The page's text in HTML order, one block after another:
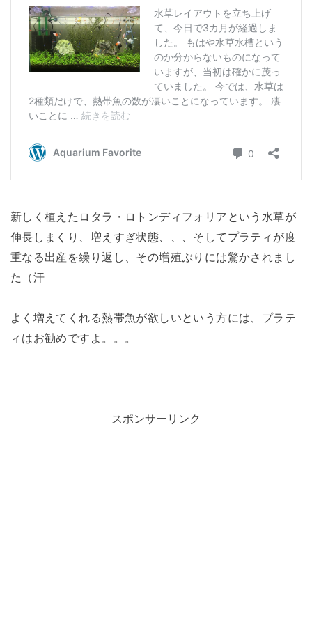
新しく植えたロタラ・ロトンディフォリアという水草が
伸長しまくり、増えすぎ状態、、、そしてプラティが度
重なる出産を繰り返し、その増殖ぶりには驚かされまし
た（汗
よく増えてくれる熱帯魚が欲しいという方には、プラテ
ィはお勧めですよ。。。
スポンサーリンク